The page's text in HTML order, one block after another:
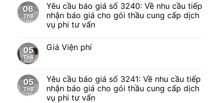
06
Th8
Yêu cầu báo giá số 3240: Về nhu cầu tiếp
nhận báo giá cho gói thầu cung cấp dịch
vụ phi tư vấn
05
Th8
Giá Viện phí
05
Th8
Yêu cầu báo giá số 3241: Về nhu cầu tiếp
nhận báo giá cho gói thầu cung cấp dịch
vụ phi tư vấn